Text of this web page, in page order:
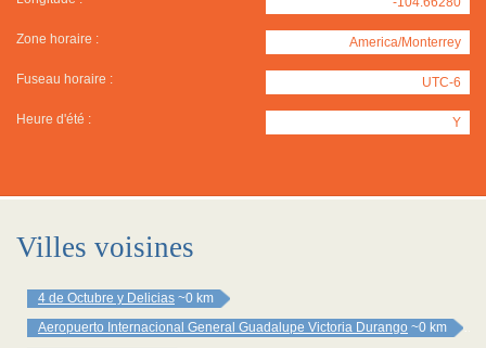
Zone horaire : America/Monterrey
Fuseau horaire : UTC-6
Heure d'été : Y
Villes voisines
4 de Octubre y Delicias ~0 km
Aeropuerto Internacional General Guadalupe Victoria Durango ~0 km